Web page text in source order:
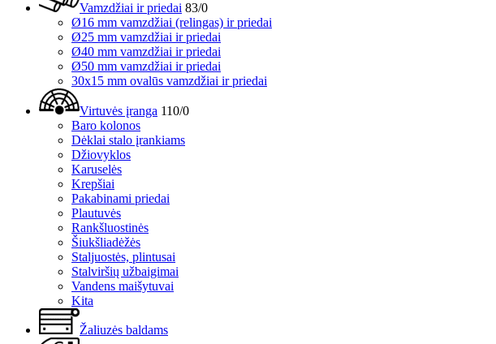
Vamzdžiai ir priedai 83/0
Ø16 mm vamzdžiai (relingas) ir priedai
Ø25 mm vamzdžiai ir priedai
Ø40 mm vamzdžiai ir priedai
Ø50 mm vamzdžiai ir priedai
30x15 mm ovalūs vamzdžiai ir priedai
Virtuvės įranga 110/0
Baro kolonos
Dėklai stalo įrankiams
Džiovyklos
Karuselės
Krepšiai
Pakabinami priedai
Plautuvės
Rankšluostinės
Šiukšliadėžės
Staljuostės, plintusai
Stalviršių užbaigimai
Vandens maišytuvai
Kita
Žaliuzės baldams